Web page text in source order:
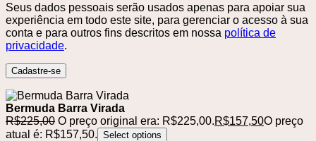
Seus dados pessoais serão usados ​​apenas para apoiar sua
experiência em todo este site, para gerenciar o acesso à sua
conta e para outros fins descritos em nossa política de
privacidade.
Cadastre-se
Bermuda Barra Virada
R$225,00 O preço original era: R$225,00.R$157,50O preço
atual é: R$157,50. Select options